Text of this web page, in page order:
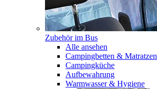
Zubehör im Bus
Alle ansehen
Campingbetten & Matratzen
Campingküche
Aufbewahrung
Warmwasser & Hygiene